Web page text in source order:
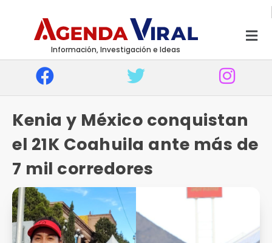
Información, Investigación e Ideas
Kenia y México conquistan
el 21K Coahuila ante más de
7 mil corredores